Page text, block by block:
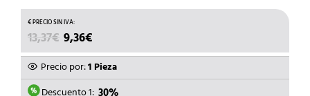
13,37€ EL
PRECIO
ORIGINAL
ERA:
9,36€
PRECIO
ACTUAL
ES:
Precio por:1 Pieza
Descuento 1: